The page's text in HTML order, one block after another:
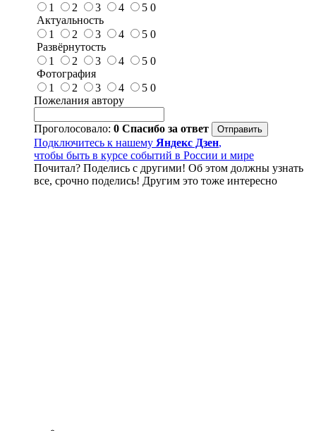
1
2 3 4 5 0
Актуальность
1
2 3 4 5 0
Развёрнутость
1
2 3 4 5 0
Фотография
1
2 3 4 5 0
Пожелания автору
Проголосовало: 0 Спасибо за ответ
Подключитесь к нашему Яндекс Дзен,
чтобы быть в курсе событий в России и мире
Почитал? Поделись с другими! Об этом должны узнать
все, срочно поделись! Другим это тоже интересно